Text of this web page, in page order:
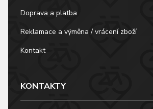
Doprava a platba
Reklamace a výměna / vrácení zboží
Kontakt
KONTAKTY